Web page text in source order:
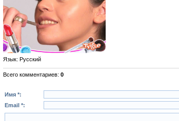
Язык: Русский
Всего комментариев: 0
Имя *:
Email *: